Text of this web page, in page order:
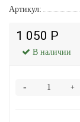
Артикул:
1 050 Р
В наличии
+
-